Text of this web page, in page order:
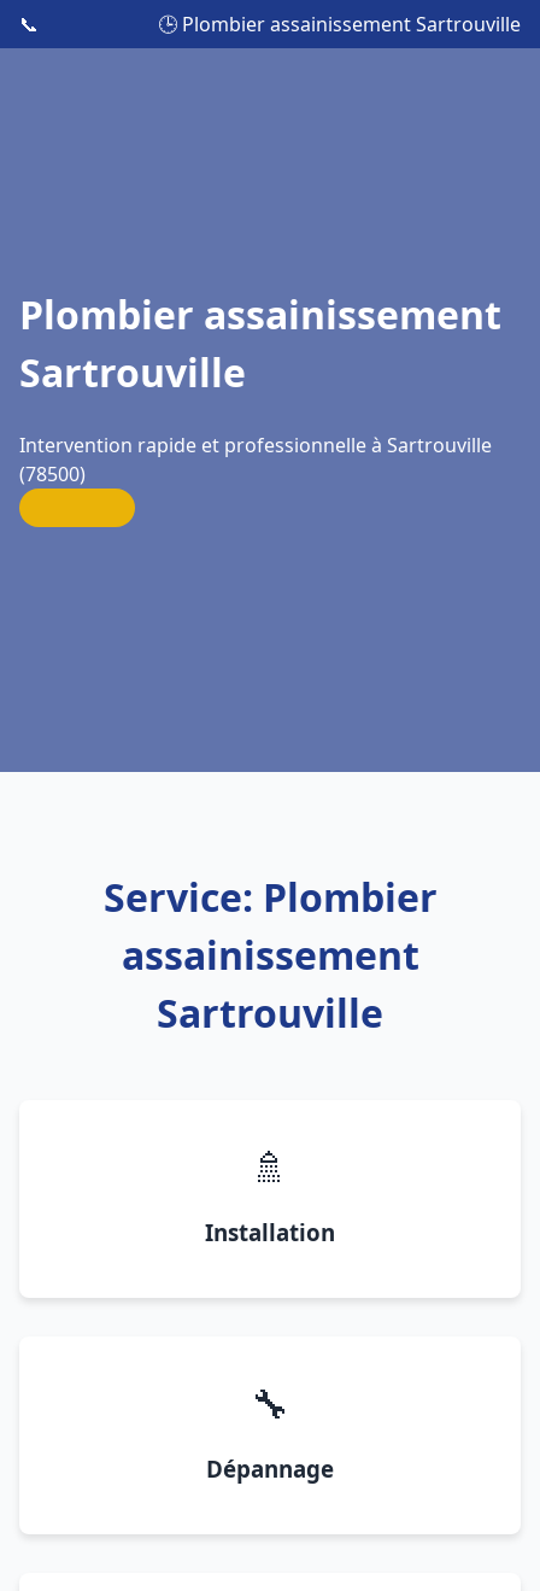
📞 🕒 Plombier assainissement Sartrouville
Plombier assainissement
Sartrouville
Intervention rapide et professionnelle à Sartrouville
(78500)
Service: Plombier
assainissement
Sartrouville
🚿
Installation
🔧
Dépannage